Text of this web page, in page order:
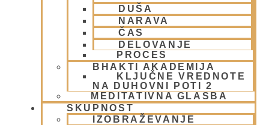
DUŠA
NARAVA
ČAS
DELOVANJE
PROCES
BHAKTI AKADEMIJA
KLJUČNE VREDNOTE
NA DUHOVNI POTI 2
MEDITATIVNA GLASBA
SKUPNOST
IZOBRAŽEVANJE
(9)
MORALA IN ETIKA(5)
(1)
Napovednik(10)
Nedeljska predavanja in festivali(1)
(6)
Novice iz skupnosti(1)
Obiski fakultete – šole(6)
Padajatra 2008(12)